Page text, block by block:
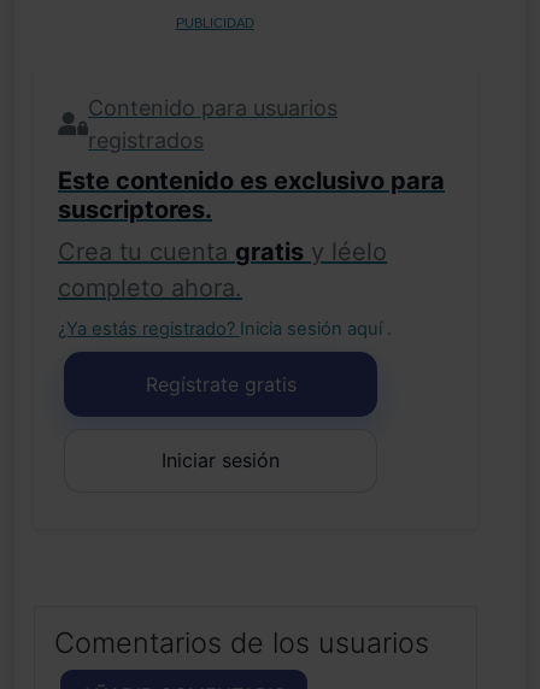
PUBLICIDAD
Contenido para usuarios
registrados
Este contenido es exclusivo para
suscriptores.
Crea tu cuenta gratis y léelo
completo ahora.
¿Ya estás registrado? Inicia sesión aquí .
Regístrate gratis
Iniciar sesión
Comentarios de los usuarios